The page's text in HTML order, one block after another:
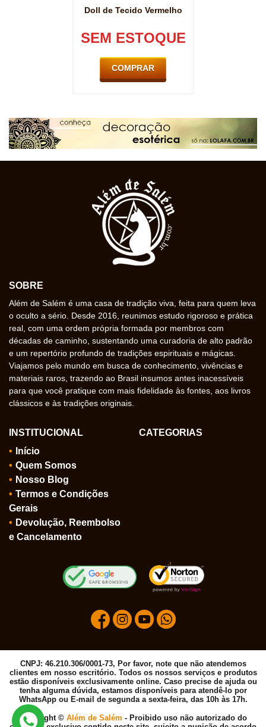
Doll de Tecido Vermelho
SEM ESTOQUE
COMPRAR
SOBRE
Além de Salém é uma casa de tradição viva, feita para quem leva
o oculto a sério. Desde 2016, reunimos estudo rigoroso e prática
real, com uma ordem própria formada por membros com
décadas de caminho, sustentando uma curadoria de alto padrão
e um repertório profundo de tradições espirituais e mágicas.
Viajamos pelo mundo em busca de conhecimento, vivências e
materiais raros, trazendo ao Brasil insumos antes inacessíveis
para que você pratique com mais fidelidade às fontes, aos livros
clássicos e às tradições originais.
INSTITUCIONAL
Início
Quem Somos
Nosso Blog
Termos e Condições
Gerais
Devolução, Reembolso
e Cancelamento
CATEGORIAS
CNPJ: 46.210.306/0001-73, Por favor, note que não atendemos
clientes em nosso escritório. Todos os nossos serviços e produtos
estão disponíveis exclusivamente online. Caso precise de ajuda ou
tenha alguma dúvida, estamos disponíveis para atendê-lo por
WhatsApp ou E-mail de segunda a sexta-feira, das 10h às 17h.
Copyright © Além de Salém - Proibido uso não autorizado do